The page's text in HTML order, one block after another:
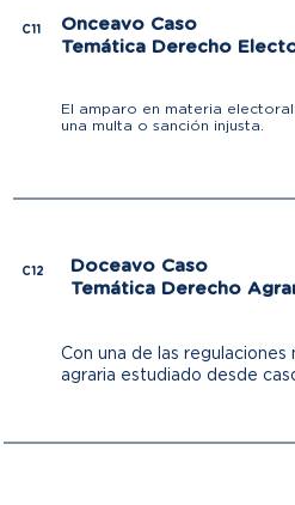
C11
Onceavo Caso
Temática Derecho
El amparo en materia
una multa o sanción injusta.
C12
Doceavo Caso
Temática Derecho
Con una de las
agraria estudiado desde